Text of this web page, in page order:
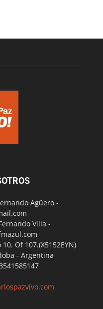
Agüero -
Villa -
Of 107.(X5152EYN)
- Argentina